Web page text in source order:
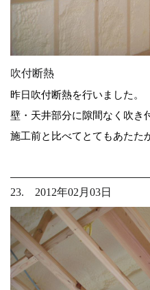
吹付断熱
昨日吹付断熱を行いました。
壁・天井部分に隙間なく吹き
施工前と比べてとてもあたた
23. 2012年02月03日